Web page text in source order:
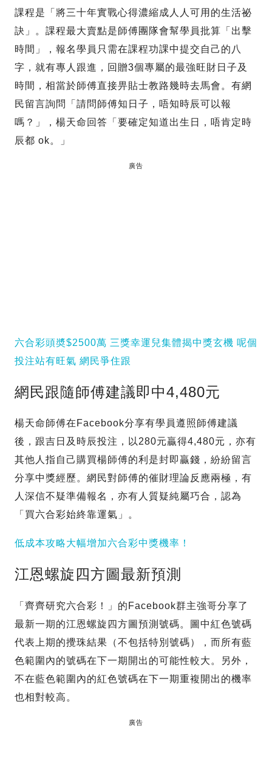
課程是「將三十年實戰心得濃縮成人人可用的生活祕
訣」。課程最大賣點是師傅團隊會幫學員批算「出擊
時間」，報名學員只需在課程功課中提交自己的八
字，就有專人跟進，回贈3個專屬的最強旺財日子及
時間，相當於師傅直接畀貼士教路幾時去馬會。有網
民留言詢問「請問師傅知日子，唔知時辰可以報
嗎？」，楊天命回答「要確定知道出生日，唔肯定時
辰都 ok。」
廣告
六合彩頭奬$2500萬 三獎幸運兒集體揭中獎玄機 呢個
投注站有旺氣 網民爭住跟
網民跟隨師傅建議即中4,480元
楊天命師傅在Facebook分享有學員遵照師傅建議
後，跟吉日及時辰投注，以280元贏得4,480元，亦有
其他人指自己購買楊師傅的利是封即贏錢，紛紛留言
分享中獎經歷。網民對師傅的催財理論反應兩極，有
人深信不疑準備報名，亦有人質疑純屬巧合，認為
「買六合彩始終靠運氣」。
低成本攻略大幅增加六合彩中獎機率！
江恩螺旋四方圖最新預測
「齊齊研究六合彩！」的Facebook群主強哥分享了
最新一期的江恩螺旋四方圖預測號碼。圖中紅色號碼
代表上期的攪珠結果（不包括特別號碼），而所有藍
色範圍內的號碼在下一期開出的可能性較大。另外，
不在藍色範圍內的紅色號碼在下一期重複開出的機率
也相對較高。
廣告